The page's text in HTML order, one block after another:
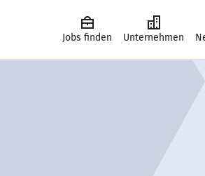
Jobs finden Unternehmen